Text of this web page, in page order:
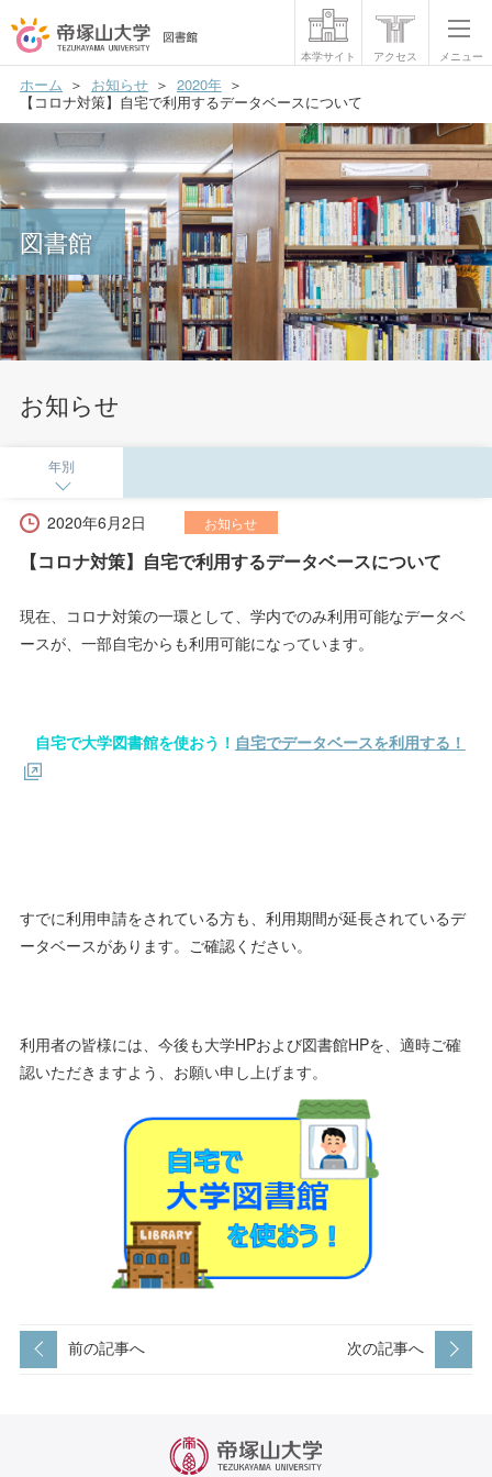
本学サイト アクセス メニュー
利用案内
フロアマップ
データベース
マイライブラリー
機関リポジトリ
お問い合わせ
ホーム お知らせ
2020年
【コロナ対策】自宅で利用するデータベースについて
図書館
お知らせ
年別
2020年6月2日 お知らせ
【コロナ対策】自宅で利用するデータベースについて
現在、コロナ対策の一環として、学内でのみ利用可能なデータベ
ースが、一部自宅からも利用可能になっています。
自宅で大学図書館を使おう！ 自宅でデータベースを利用する！
すでに利用申請をされている方も、利用期間が延長されているデ
ータベースがあります。ご確認ください。
利用者の皆様には、今後も大学HPおよび図書館HPを、適時ご確
認いただきますよう、お願い申し上げます。
前の記事へ 次の記事へ